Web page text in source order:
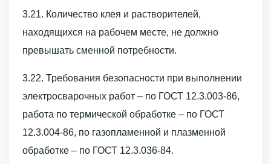
3.21. Количество клея и растворителей,
находящихся на рабочем месте, не должно
превышать сменной потребности.
3.22. Требования безопасности при выполнении
электросварочных работ – по ГОСТ 12.3.003-86,
работа по термической обработке – по ГОСТ
12.3.004-86, по газопламенной и плазменной
обработке – по ГОСТ 12.3.036-84.